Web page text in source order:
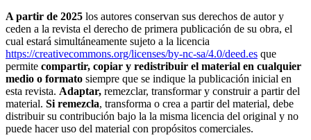
A partir de 2025 los autores conservan sus derechos de autor y
ceden a la revista el derecho de primera publicación de su obra, el
cual estará simultáneamente sujeto a la licencia
https://creativecommons.org/licenses/by-nc-sa/4.0/deed.es que
permite compartir, copiar y redistribuir el material en cualquier
medio o formato siempre que se indique la publicación inicial en
esta revista. Adaptar, remezclar, transformar y construir a partir del
material. Si remezcla, transforma o crea a partir del material, debe
distribuir su contribución bajo la la misma licencia del original y no
puede hacer uso del material con propósitos comerciales.